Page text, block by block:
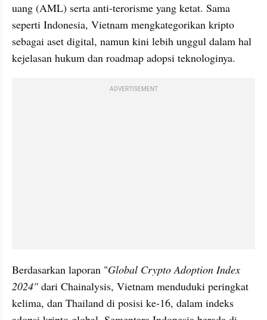
uang (AML) serta anti-terorisme yang ketat. Sama
seperti Indonesia, Vietnam mengkategorikan kripto
sebagai aset digital, namun kini lebih unggul dalam hal
kejelasan hukum dan roadmap adopsi teknologinya.
ADVERTISEMENT
Berdasarkan laporan "Global Crypto Adoption Index
2024" dari Chainalysis, Vietnam menduduki peringkat
kelima, dan Thailand di posisi ke-16, dalam indeks